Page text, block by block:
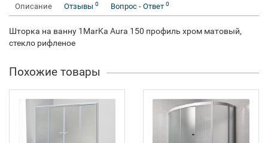
Описание Отзывы 0 Вопрос - Ответ 0
Шторка на ванну 1MarKa Aura 150 профиль хром матовый,
стекло рифленое
Похожие товары